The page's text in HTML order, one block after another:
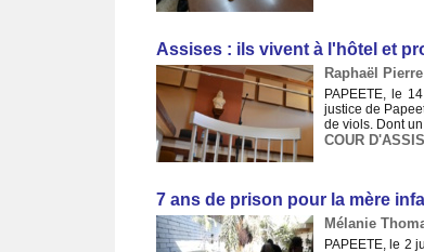
Assises : ils vivent à l'hôtel et
Raphaël
PAPEETE, le
justice de
de viols. Dont
COUR
7 ans de prison pour la mère
Mélanie
PAPEETE, le 2